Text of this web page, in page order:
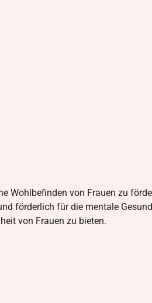
Wohlbefinden von Frauen zu
förderlich für die mentale
von Frauen zu bieten.